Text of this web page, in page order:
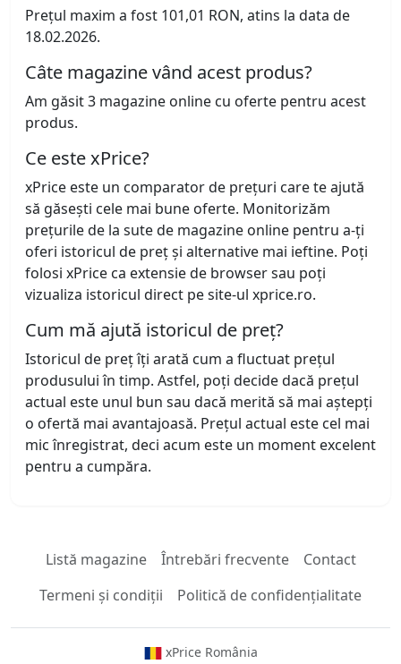
Prețul maxim a fost 101,01 RON, atins la data de
18.02.2026.
Câte magazine vând acest produs?
Am găsit 3 magazine online cu oferte pentru acest
produs.
Ce este xPrice?
xPrice este un comparator de prețuri care te ajută
să găsești cele mai bune oferte. Monitorizăm
prețurile de la sute de magazine online pentru a-ți
oferi istoricul de preț și alternative mai ieftine. Poți
folosi xPrice ca extensie de browser sau poți
vizualiza istoricul direct pe site-ul xprice.ro.
Cum mă ajută istoricul de preț?
Istoricul de preț îți arată cum a fluctuat prețul
produsului în timp. Astfel, poți decide dacă prețul
actual este unul bun sau dacă merită să mai aștepți
o ofertă mai avantajoasă. Prețul actual este cel mai
mic înregistrat, deci acum este un moment excelent
pentru a cumpăra.
Listă magazine Întrebări frecvente
Contact
Termeni și condiții
Politică de confidențialitate
xPrice România